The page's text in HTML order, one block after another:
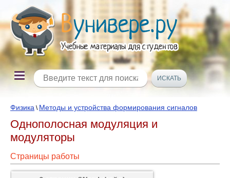
Физика \ Методы и устройства формирования сигналов
Однополосная модуляция и
модуляторы
Страницы работы